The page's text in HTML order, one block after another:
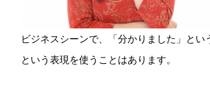
ビジネスシーンで、「分かりました」とい
という表現を使うことはあります。